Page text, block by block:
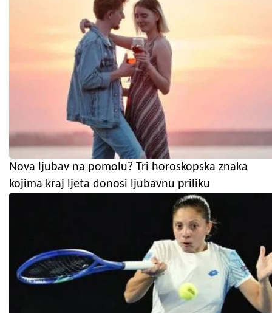
Nova ljubav na pomolu? Tri horoskopska znaka
kojima kraj ljeta donosi ljubavnu priliku